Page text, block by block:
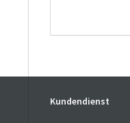
natürliches
Kundendienst